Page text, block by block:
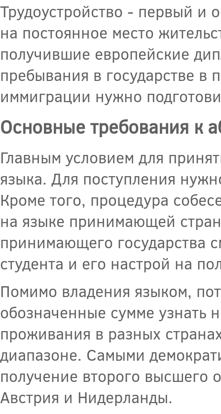
Трудоустройство - первый и
на постоянное место
получившие европейские
пребывания в государстве в
иммиграции нужно
Основные требования к
Главным условием для
языка. Для поступления
Кроме того, процедура
на языке принимающей
принимающего государства
студента и его настрой на
Помимо владения языком,
обозначенные сумме узнать
проживания в разных
диапазоне. Самыми
получение второго высшего
Австрия и Нидерланды.